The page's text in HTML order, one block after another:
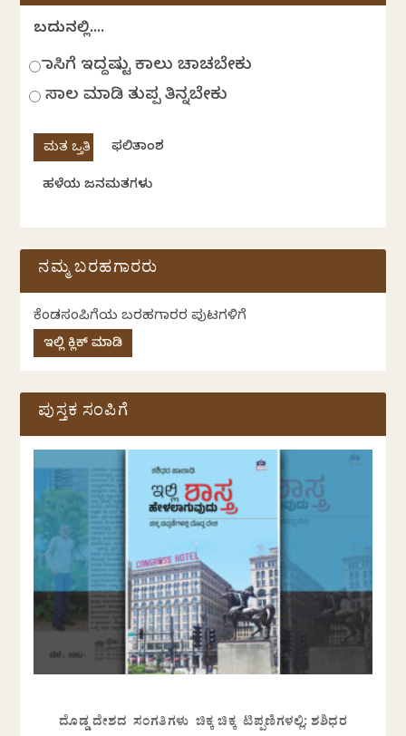
ಬದುಕಿನಲ್ಲಿ....
ಹಾಸಿಗೆ ಇದ್ದಷ್ಟು ಕಾಲು ಚಾಚಬೇಕು
ಸಾಲ ಮಾಡಿ ತುಪ್ಪ ತಿನ್ನಬೇಕು
ಫಲಿತಾಂಶ
ಹಳೆಯ ಜನಮತಗಳು
ನಮ್ಮ ಬರಹಗಾರರು
ಕೆಂಡಸಂಪಿಗೆಯ ಬರಹಗಾರರ ಪುಟಗಳಿಗೆ
ಇಲ್ಲಿ ಕ್ಲಿಕ್ ಮಾಡಿ
ಪುಸ್ತಕ ಸಂಪಿಗೆ
ದೊಡ್ಡ ದೇಶದ ಸಂಗತಿಗಳು ಚಿಕ್ಕ ಚಿಕ್ಕ ಟಿಪ್ಪಣಿಗಳಲ್ಲಿ: ಶಶಿಧರ